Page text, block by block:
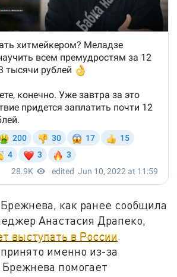
как ранее сообщила
Анастасия Драпеко,
выступать в России
именно из-за
помогает